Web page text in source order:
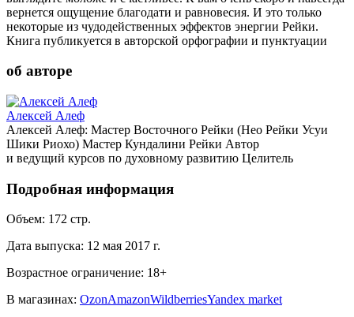
вернется ощущение благодати и равновесия. И это только
некоторые из чудодейственных эффектов энергии Рейки.
Книга публикуется в авторской орфографии и пунктуации
об авторе
Алексей Алеф
Алексей Алеф: Мастер Восточного Рейки (Нео Рейки Усуи
Шики Риохо) Мастер Кундалини Рейки Автор
и ведущий курсов по духовному развитию Целитель
Подробная информация
Объем: 172 стр.
Дата выпуска: 12 мая 2017 г.
Возрастное ограничение: 18+
В магазинах: OzonAmazonWildberriesYandex market